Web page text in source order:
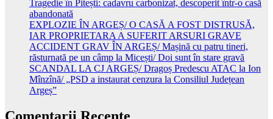
Tragedie în Pitești: cadavru carbonizat, descoperit într-o casă
abandonată
EXPLOZIE ÎN ARGEȘ/ O CASĂ A FOST DISTRUSĂ,
IAR PROPRIETARA A SUFERIT ARSURI GRAVE
ACCIDENT GRAV ÎN ARGEȘ/ Mașină cu patru tineri,
răsturnată pe un câmp la Micești/ Doi sunt în stare gravă
SCANDAL LA CJ ARGEȘ/ Dragoș Predescu ATAC la Ion
Mînzînă/ „PSD a instaurat cenzura la Consiliul Județean
Argeș”